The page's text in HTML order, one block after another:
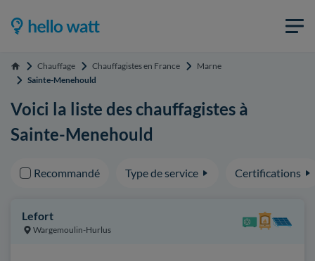
Accueil Chauffage Chauffagistes en France
Marne
Sainte-Menehould
Voici la liste des chauffagistes à
Sainte-Menehould
Recommandé Type de service Certifications
Lefort
Wargemoulin-Hurlus